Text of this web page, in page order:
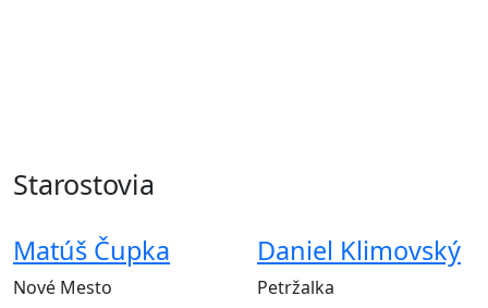
Starostovia
Matúš Čupka
Nové Mesto
Daniel Klimovský
Petržalka